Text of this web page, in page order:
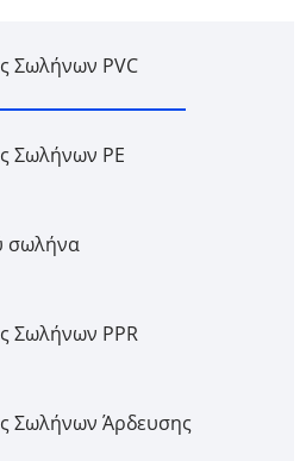
Σωλήνων PVC
Σωλήνων PE
σωλήνα
Σωλήνων PPR
Σωλήνων Άρδευσης